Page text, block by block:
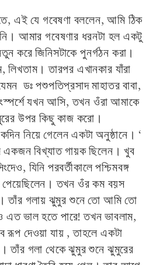
এই যে গবেষণা বললেন, আমি ঠিক
আমার গবেষণার ধরনটা হল একটু
করে জিনিসটাকে পুনর্গঠন করা।
তারপর এখানকার যাঁরা
ডঃ পশুপতিপ্রসাদ মাহাতর বাবা,
যখন আসি, তখন ওঁরা আমাকে
উপর কিছু কাজ করো।
নিয়ে গেলেন একটা অনুষ্ঠানে। ‘
একজন বিখ্যাত গায়ক ছিলেন। খুব
যিনি পরবর্তীকালে পশ্চিমবঙ্গ
পেয়েছিলেন। তখন ওঁর কম বয়স
তাঁর গলায় ঝুমুর শুনে তো আমি তো
এত ভাল হতে পারে! তখন ভাবলাম,
রূপ দেওয়া যায় , তাহলে একটা
তাঁর গলা থেকে ঝুমুর শুনে ঝুমুরের